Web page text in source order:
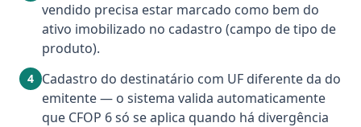
vendido precisa estar marcado como bem do
ativo imobilizado no cadastro (campo de tipo de
produto).
4 Cadastro do destinatário com UF diferente da do
emitente — o sistema valida automaticamente
que CFOP 6 só se aplica quando há divergência